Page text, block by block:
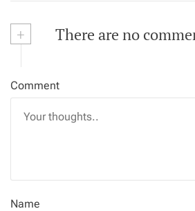
+ There are no
Comment
Name